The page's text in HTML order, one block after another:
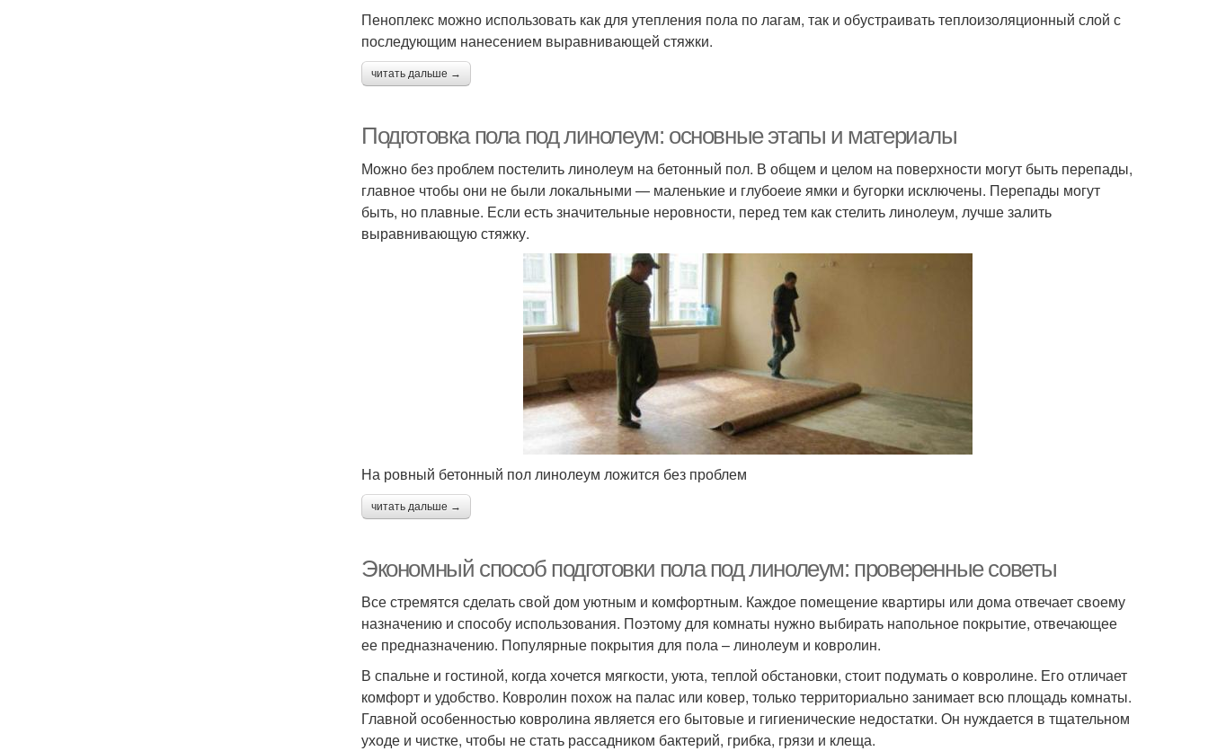
Пеноплекс можно использовать как для утепления пола по лагам, так и обустраивать теплоизоляционный слой с
последующим нанесением выравнивающей стяжки.
читать дальше →
Подготовка пола под линолеум: основные этапы и материалы
Можно без проблем постелить линолеум на бетонный пол. В общем и целом на поверхности могут быть перепады,
главное чтобы они не были локальными — маленькие и глубоеие ямки и бугорки исключены. Перепады могут
быть, но плавные. Если есть значительные неровности, перед тем как стелить линолеум, лучше залить
выравнивающую стяжку.
На ровный бетонный пол линолеум ложится без проблем
читать дальше →
Экономный способ подготовки пола под линолеум: проверенные советы
Все стремятся сделать свой дом уютным и комфортным. Каждое помещение квартиры или дома отвечает своему
назначению и способу использования. Поэтому для комнаты нужно выбирать напольное покрытие, отвечающее
ее предназначению. Популярные покрытия для пола – линолеум и ковролин.
В спальне и гостиной, когда хочется мягкости, уюта, теплой обстановки, стоит подумать о ковролине. Его отличает
комфорт и удобство. Ковролин похож на палас или ковер, только территориально занимает всю площадь комнаты.
Главной особенностью ковролина является его бытовые и гигиенические недостатки. Он нуждается в тщательном
уходе и чистке, чтобы не стать рассадником бактерий, грибка, грязи и клеща.